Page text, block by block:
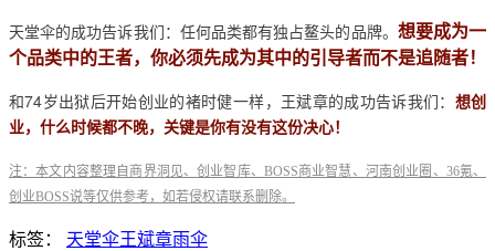
天堂伞的成功告诉我们：任何品类都有独占鳌头的品牌。 想要成为一
个品类中的王者，你必须先成为其中的引导者而不是追随者！
和74岁出狱后开始创业的褚时健一样，王斌章的成功告诉我们： 想创
业，什么时候都不晚，关键是你有没有这份决心！
注：本文内容整理自商界洞见、创业智库、BOSS商业智慧、河南创业圈、36氪、
创业BOSS说等仅供参考，如若侵权请联系删除。
标签： 天堂伞王斌章雨伞